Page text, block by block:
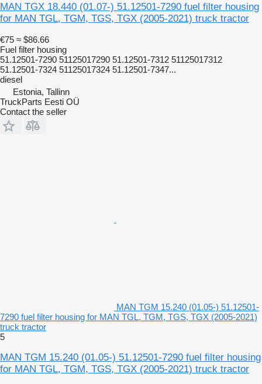
MAN TGX 18.440 (01.07-) 51.12501-7290 fuel filter housing
for MAN TGL, TGM, TGS, TGX (2005-2021) truck tractor
€75 ≈ $86.66
Fuel filter housing
51.12501-7290 51125017290 51.12501-7312 51125017312
51.12501-7324 51125017324 51.12501-7347...
diesel
Estonia, Tallinn
TruckParts Eesti OÜ
Contact the seller
MAN TGM 15.240 (01.05-) 51.12501-
7290 fuel filter housing for MAN TGL, TGM, TGS, TGX (2005-2021)
truck tractor
5
MAN TGM 15.240 (01.05-) 51.12501-7290 fuel filter housing
for MAN TGL, TGM, TGS, TGX (2005-2021) truck tractor